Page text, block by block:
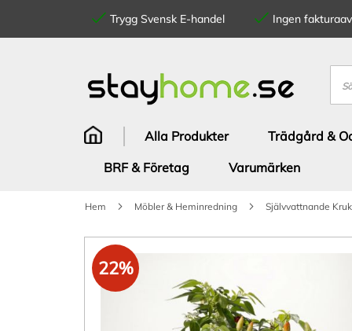
Trygg Svensk E-handel Ingen
innehållet
Sök
Alla Produkter Trädgård &
BRF & Företag
Varumärken
Hem Möbler & Heminredning Självvattnande
Hoppa
till
slutet
22%